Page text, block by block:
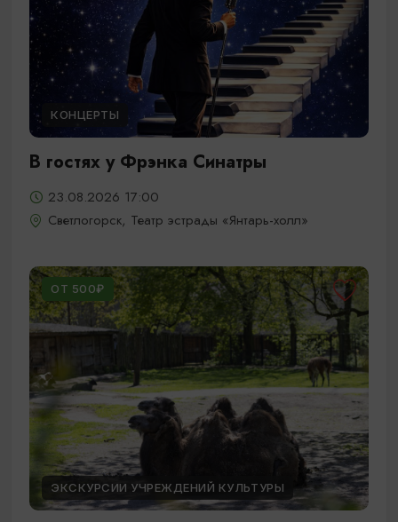
КОНЦЕРТЫ
В гостях у Фрэнка Синатры
23.08.2026 17:00
Светлогорск, Театр эстрады «Янтарь-холл»
ОТ 500₽
ЭКСКУРСИИ УЧРЕЖДЕНИЙ КУЛЬТУРЫ